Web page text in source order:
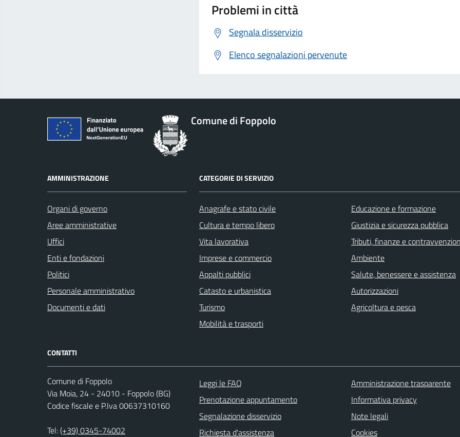
Problemi in città
Segnala disservizio
Elenco segnalazioni pervenute
Comune di Foppolo
AMMINISTRAZIONE
Organi di governo
Aree amministrative
Uffici
Enti e fondazioni
Politici
Personale amministrativo
Documenti e dati
CATEGORIE DI SERVIZIO
Anagrafe e stato civile
Cultura e tempo libero
Vita lavorativa
Imprese e commercio
Appalti pubblici
Catasto e urbanistica
Turismo
Mobilità e trasporti
Educazione e formazione
Giustizia e sicurezza pubblica
Tributi, finanze e
Ambiente
Salute, benessere e assistenza
Autorizzazioni
Agricoltura e pesca
CONTATTI
Comune di Foppolo
Via Moia, 24 - 24010 - Foppolo (BG)
Codice fiscale e P.Iva 00637310160
Tel:(+39) 0345-74002
Leggi le FAQ
Prenotazione appuntamento
Segnalazione disservizio
Richiesta d'assistenza
Amministrazione trasparente
Informativa privacy
Note legali
Cookies